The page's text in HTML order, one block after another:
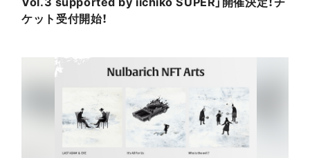
ケット受付開始！